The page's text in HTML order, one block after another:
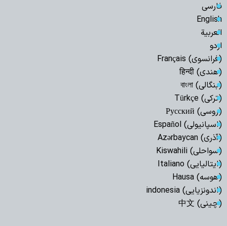
فارسی
English
العربیة
اردو
(فرانسوی) Français
(هندی) हिन्दी
(بنگالی) বাংলা
(ترکی) Türkçe
(روسی) Русский
(اسپانیولی) Español
(آذری) Azərbaycan
(سواحلی) Kiswahili
(ایتالیایی) Italiano
(هوسه) Hausa
(اندونزیایی) indonesia
(چینی) 中文